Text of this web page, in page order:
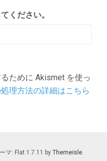
ください。
ために Akismet を使っ
理方法の詳細はこちら
マ: Flat 1.7.11 by Themeisle.